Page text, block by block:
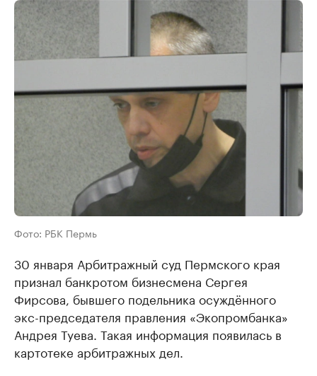
Фото: РБК Пермь
30 января Арбитражный суд Пермского края
признал банкротом бизнесмена Сергея
Фирсова, бывшего подельника осуждённого
экс-председателя правления «Экопромбанка»
Андрея Туева. Такая информация появилась в
картотеке арбитражных дел.